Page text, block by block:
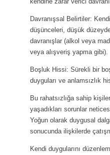
Davranışsal Belirtiler:
düşünceleri, düşük
davranışlar (alkol veya
veya alışveriş yapma gibi).
Boşluk Hissi: Sürekli bir
duyguları ve anlamsızlık
Bu rahatsızlığa sahip
yaşadıkları sorunlar
Yoğun olarak duygusal
sonucunda ilişkilerde
Kendi duygularını